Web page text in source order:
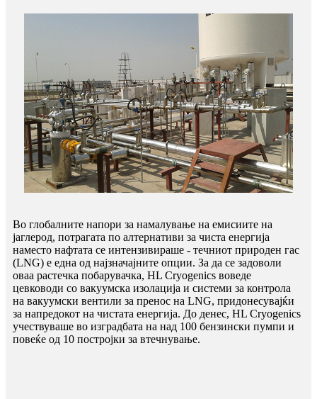
Во глобалните напори за намалување на емисиите на
јаглерод, потрагата по алтернативи за чиста енергија
наместо нафтата се интензивираше - течниот природен гас
(LNG) е една од најзначајните опции. За да се задоволи
оваа растечка побарувачка, HL Cryogenics воведе
цевководи со вакуумска изолација и системи за контрола
на вакуумски вентили за пренос на LNG, придонесувајќи
за напредокот на чистата енергија. До денес, HL Cryogenics
учествуваше во изградбата на над 100 бензински пумпи и
повеќе од 10 постројки за втечнување.